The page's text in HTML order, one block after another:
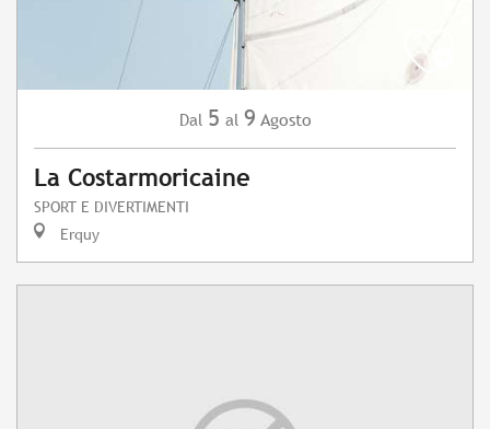
Dal 5 al 9 Agosto
La Costarmoricaine
SPORT E DIVERTIMENTI
Erquy